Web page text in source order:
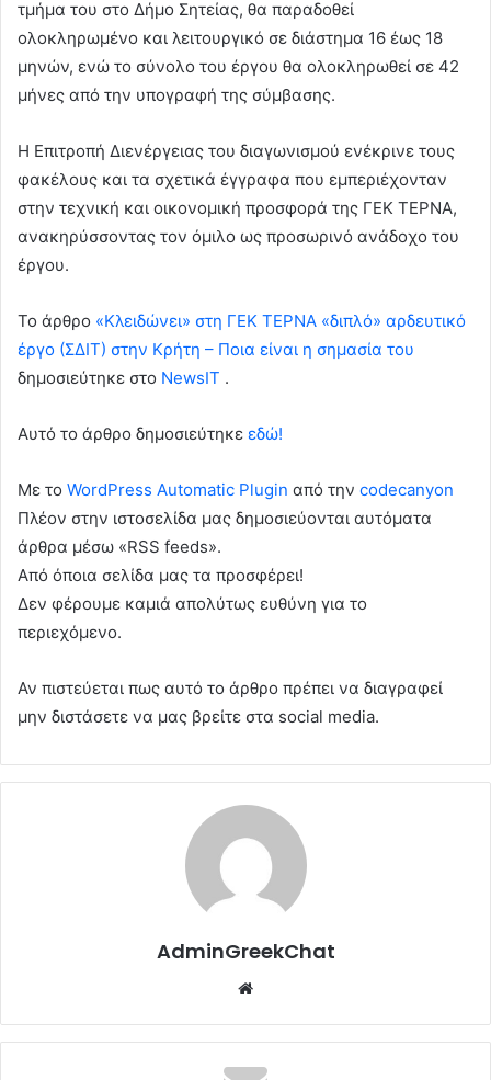
τμήμα του στο Δήμο Σητείας, θα παραδοθεί
ολοκληρωμένο και λειτουργικό σε διάστημα 16 έως 18
μηνών, ενώ το σύνολο του έργου θα ολοκληρωθεί σε 42
μήνες από την υπογραφή της σύμβασης.
Η Επιτροπή Διενέργειας του διαγωνισμού ενέκρινε τους
φακέλους και τα σχετικά έγγραφα που εμπεριέχονταν
στην τεχνική και οικονομική προσφορά της ΓΕΚ ΤΕΡΝΑ,
ανακηρύσσοντας τον όμιλο ως προσωρινό ανάδοχο του
έργου.
To άρθρο «Κλειδώνει» στη ΓΕΚ ΤΕΡΝΑ «διπλό» αρδευτικό
έργο (ΣΔΙΤ) στην Κρήτη – Ποια είναι η σημασία του
δημοσιεύτηκε στο NewsIT .
Αυτό το άρθρο δημοσιεύτηκε εδώ!
Με το WordPress Automatic Plugin από την codecanyon
Πλέον στην ιστοσελίδα μας δημοσιεύονται αυτόματα
άρθρα μέσω «RSS feeds».
Από όποια σελίδα μας τα προσφέρει!
Δεν φέρουμε καμιά απολύτως ευθύνη για το
περιεχόμενο.
Αν πιστεύεται πως αυτό το άρθρο πρέπει να διαγραφεί
μην διστάσετε να μας βρείτε στα social media.
AdminGreekChat